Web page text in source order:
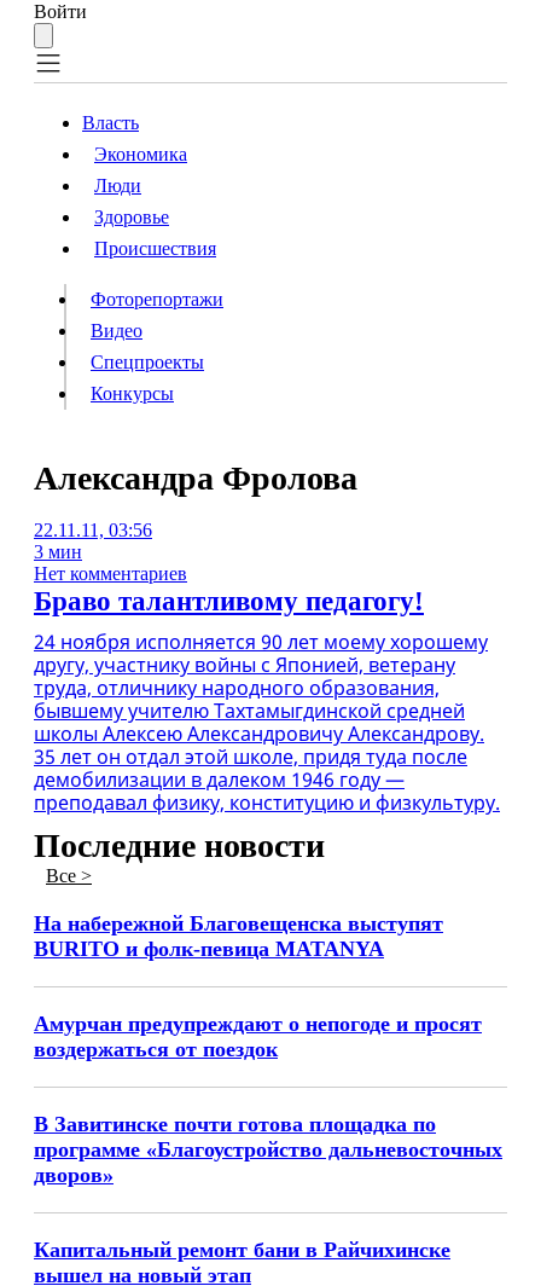
Войти
Власть
Происшествия
Видео
Конкурсы
ИнформацияПодписка
Власть
Экономика
Люди
Здоровье
Происшествия
Фоторепортажи
Видео
Спецпроекты
Конкурсы
Александра Фролова
22.11.11, 03:56
3 мин
Нет комментариев
Браво талантливому педагогу!
24 ноября исполняется 90 лет моему хорошему
другу, участнику войны с Японией, ветерану
труда, отличнику народного образования,
бывшему учителю Тахтамыгдинской средней
школы Алексею Александровичу Александрову.
35 лет он отдал этой школе, придя туда после
демобилизации в далеком 1946 году —
преподавал физику, конституцию и физкультуру.
Последние новости
Все >
На набережной Благовещенска выступят
BURITO и фолк-певица MATANYA
Амурчан предупреждают о непогоде и просят
воздержаться от поездок
В Завитинске почти готова площадка по
программе «Благоустройство дальневосточных
дворов»
Капитальный ремонт бани в Райчихинске
вышел на новый этап